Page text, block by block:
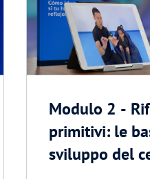
Modulo 2 -
primitivi: le
sviluppo del